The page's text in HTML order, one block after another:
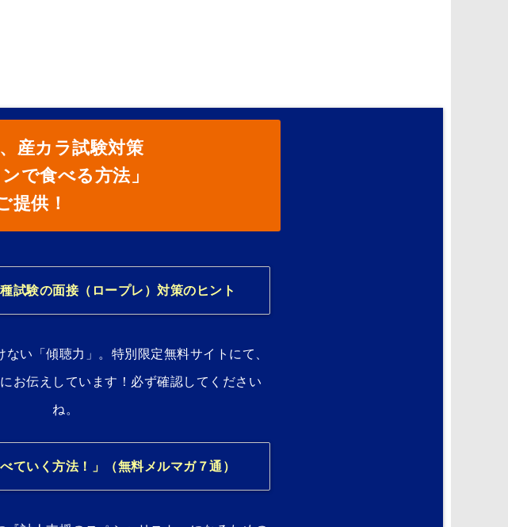
産カラ試験対策
で食べる方法」
提供！
試験の面接（ロープレ）対策のヒント
い「傾聴力」。特別限定無料サイトにて、
お伝えしています！必ず確認してください
ね。
ていく方法！」（無料メルマガ７通）